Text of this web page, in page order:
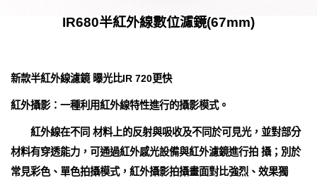
IR680半紅外線數位濾鏡(67mm)
新款半紅外線濾鏡 曝光比IR 720更快
紅外攝影：一種利用紅外線特性進行的攝影模式。
紅外線在不同 材料上的反射與吸收及不同於可見光，並對部分
材料有穿透能力，可通過紅外感光設備與紅外濾鏡進行拍 攝；別於
常見彩色、單色拍攝模式，紅外攝影拍攝畫面對比強烈、效果獨